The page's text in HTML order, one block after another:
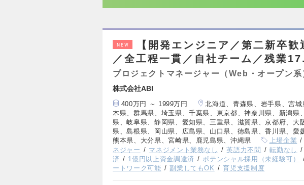
NEW
【開発エンジニア／第二新卒
／全工程一貫／自社チーム／残業
プロジェクトマネージャー（Web・オープン系
株式会社ABI
400万円 ～ 1999万円
北海道、青森県、岩手県、宮
木県、群馬県、埼玉県、千葉県、東京都、神奈川県、新潟県
県、岐阜県、静岡県、愛知県、三重県、滋賀県、京都府、大
県、島根県、岡山県、広島県、山口県、徳島県、香川県、愛
熊本県、大分県、宮崎県、鹿児島県、沖縄県
上場企業
ネジャー
マネジメント業務なし 英語力不問 転勤なし
済
1億円以上資金調達済 ポテンシャル採用（未経験可）
ートワーク可能
副業してもOK 育児支援制度